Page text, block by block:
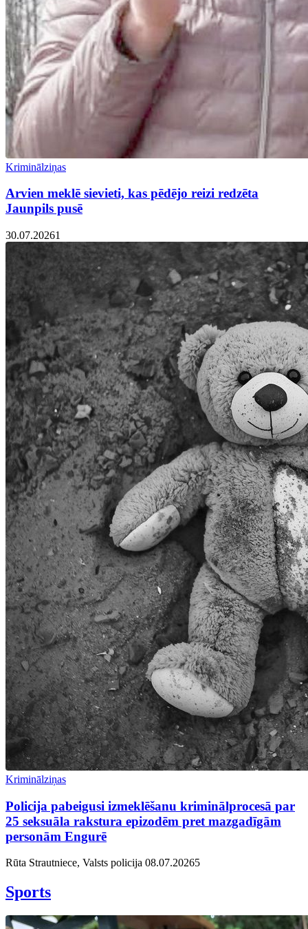
Kriminālziņas
Arvien meklē sievieti, kas pēdējo reizi redzēta
Jaunpils pusē
30.07.20261
Kriminālziņas
Policija pabeigusi izmeklēšanu kriminālprocesā par
25 seksuāla rakstura epizodēm pret mazgadīgām
personām Engurē
Rūta Strautniece, Valsts policija 08.07.20265
Sports